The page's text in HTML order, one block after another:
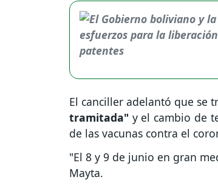
El canciller adelantó que se
tramitada" y el cambio de
de las vacunas contra el
"El 8 y 9 de junio en gran
Mayta.